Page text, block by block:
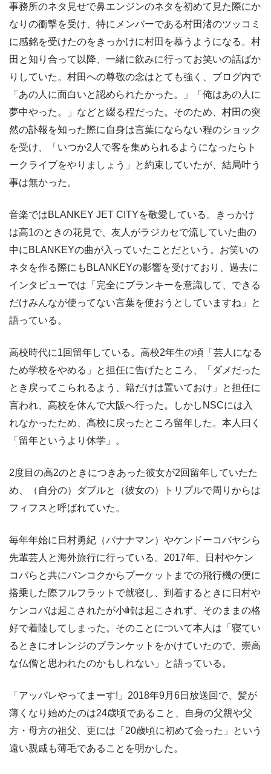
事務所のネタ見せで鼻エンジンのネタを初めて見た際にか
なりの衝撃を受け、特にメンバーである村田渚のツッコミ
に感銘を受けたのをきっかけに村田を慕うようになる。村
田と知り合って以降、一緒に飲みに行ってお笑いの話ばか
りしていた。村田への尊敬の念はとても強く、ブログ内で
「あの人に面白いと認められたかった。」「俺はあの人に
夢中やった。」などと綴る程だった。そのため、村田の突
然の訃報を知った際に自身は言葉にならない程のショック
を受け、「いつか2人で客を集められるようになったらト
ークライブをやりましょう」と約束していたが、結局叶う
事は無かった。
音楽ではBLANKEY JET CITYを敬愛している。きっかけ
は高1のときの花見で、友人がラジカセで流していた曲の
中にBLANKEYの曲が入っていたことだという。お笑いの
ネタを作る際にもBLANKEYの影響を受けており、過去に
インタビューでは「完全にブランキーを意識して、できる
だけみんなが使ってない言葉を使おうとしていますね」と
語っている。
高校時代に1回留年している。高校2年生の頃「芸人になる
ため学校をやめる」と担任に告げたところ、「ダメだった
とき戻ってこられるよう、籍だけは置いておけ」と担任に
言われ、高校を休んで大阪へ行った。しかしNSCには入
れなかったため、高校に戻ったところ留年した。本人曰く
「留年というより休学」。
2度目の高2のときにつきあった彼女が2回留年していたた
め、（自分の）ダブルと（彼女の）トリプルで周りからは
フィフスと呼ばれていた。
毎年年始に日村勇紀（バナナマン）やケンドーコバヤシら
先輩芸人と海外旅行に行っている。2017年、日村やケン
コバらと共にバンコクからプーケットまでの飛行機の便に
搭乗した際フルフラットで就寝し、到着するときに日村や
ケンコバは起こされたが小峠は起こされず、そのままの格
好で着陸してしまった。そのことについて本人は「寝てい
るときにオレンジのブランケットをかけていたので、崇高
な仏僧と思われたのかもしれない」と語っている。
「アッパレやってまーす!」2018年9月6日放送回で、髪が
薄くなり始めたのは24歳頃であること、自身の父親や父
方・母方の祖父、更には「20歳頃に初めて会った」という
遠い親戚も薄毛であることを明かした。